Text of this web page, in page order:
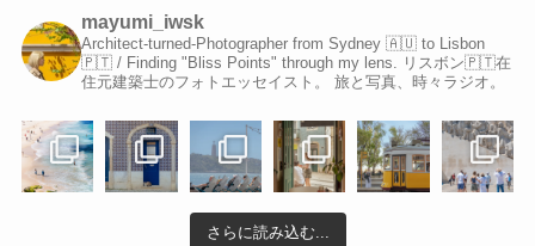
mayumi_iwsk
Architect-turned-Photographer from Sydney 🇦🇺 to Lisbon
🇵🇹 / Finding "Bliss Points" through my lens.
リスボン🇵🇹在
住元建築士のフォトエッセイスト。 旅と写真、時々ラジオ。
さらに読み込む...